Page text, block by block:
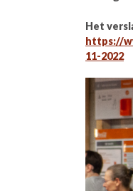
Het
https://
11-2022